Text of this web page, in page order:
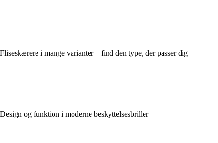
Fliseskærere i mange varianter – find den type, der passer dig
Design og funktion i moderne beskyttelsesbriller